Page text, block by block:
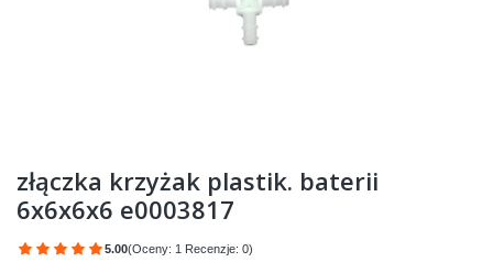
złączka krzyżak plastik. baterii
6x6x6x6 e0003817
5.00(Oceny: 1 Recenzje: 0)
Przejdź do sekcji Opinie